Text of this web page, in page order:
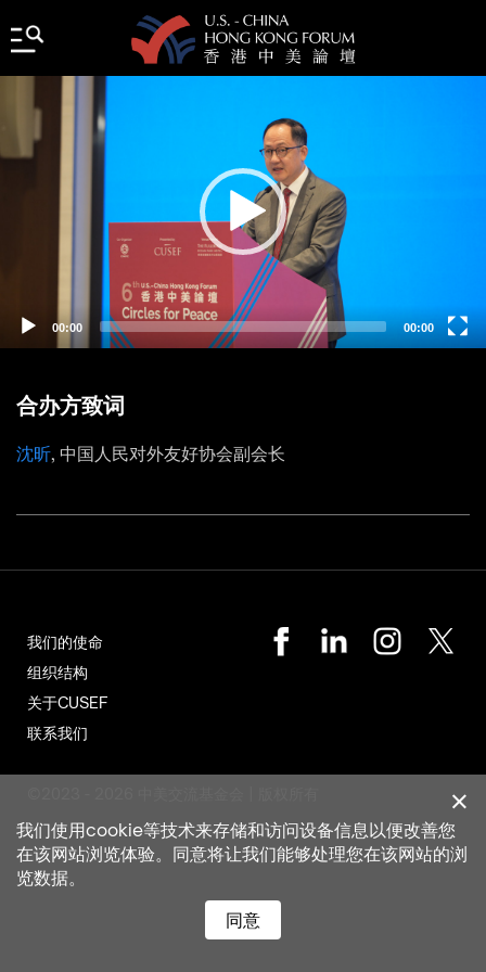
Player
00:00 00:00
合办方致词
沈昕, 中国人民对外友好协会副会长
我们的使命
组织结构
关于CUSEF
联系我们
我们使用cookie等技术来存储和访问设备信息以便改善您
在该网站浏览体验。同意将让我们能够处理您在该网站的浏
览数据。
同意